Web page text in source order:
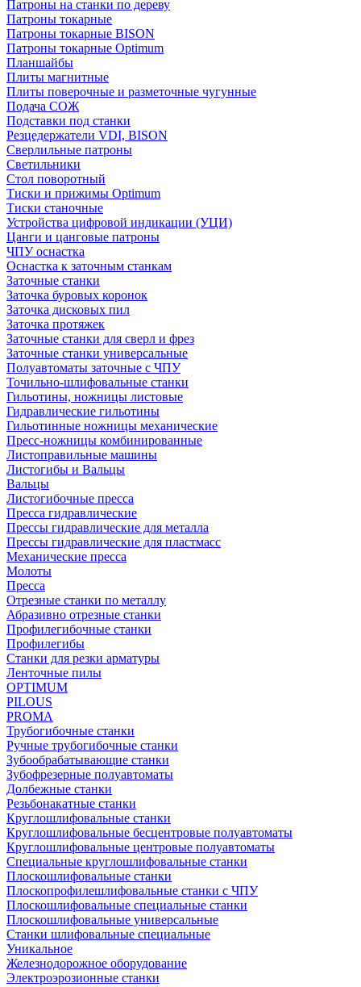
Патроны на станки по дереву
Патроны токарные
Патроны токарные BISON
Патроны токарные Optimum
Планшайбы
Плиты магнитные
Плиты поверочные и разметочные чугунные
Подача СОЖ
Подставки под станки
Резцедержатели VDI, BISON
Сверлильные патроны
Светильники
Стол поворотный
Тиски и прижимы Optimum
Тиски станочные
Устройства цифровой индикации (УЦИ)
Цанги и цанговые патроны
ЧПУ оснастка
Оснастка к заточным станкам
Заточные станки
Заточка буровых коронок
Заточка дисковых пил
Заточка протяжек
Заточные станки для сверл и фрез
Заточные станки универсальные
Полуавтоматы заточные с ЧПУ
Точильно-шлифовальные станки
Гильотины, ножницы листовые
Гидравлические гильотины
Гильотинные ножницы механические
Пресс-ножницы комбинированные
Листоправильные машины
Листогибы и Вальцы
Вальцы
Листогибочные пресса
Пресса гидравлические
Прессы гидравлические для металла
Прессы гидравлические для пластмасс
Механические пресса
Молоты
Пресса
Отрезные станки по металлу
Абразивно отрезные станки
Профилегибочные станки
Профилегибы
Станки для резки арматуры
Ленточные пилы
OPTIMUM
PILOUS
PROMA
Трубогибочные станки
Ручные трубогибочные станки
Зубообрабатывающие станки
Зубофрезерные полуавтоматы
Долбежные станки
Резьбонакатные станки
Круглошлифовальные станки
Круглошлифовальные бесцентровые полуавтоматы
Круглошлифовальные центровые полуавтоматы
Специальные круглошлифовальные станки
Плоскошлифовальные станки
Плоскопрофилешлифовальные станки с ЧПУ
Плоскошлифовальные специальные станки
Плоскошлифовальные универсальные
Станки шлифовальные специальные
Уникальное
Железнодорожное оборудование
Электроэрозионные станки